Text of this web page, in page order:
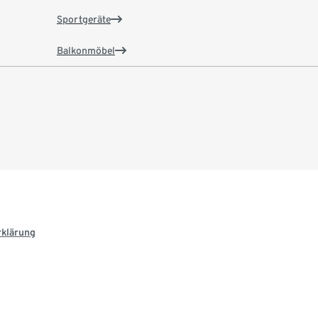
Sportgeräte
Balkonmöbel